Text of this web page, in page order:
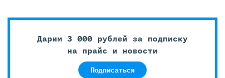
Дарим 3 000 рублей за подписку
на прайс и новости
Подписаться